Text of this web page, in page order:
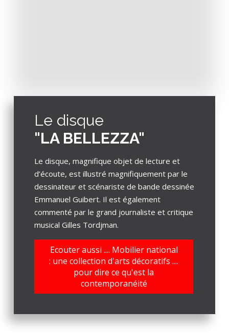
Le disque
"LA BELLEZZA"
Le disque, magnifique objet de lecture et
d’écoute, est illustré magnifiquement par le
dessinateur et scénariste de bande dessinée
Emmanuel Guibert. Il est également
commenté par le grand journaliste et critique
musical Gilles Tordjman.
Ecouter aussi .... Mobilier national
: une collection d'arts décoratifs ....
pour dire ce qu'est la
contemporanéité